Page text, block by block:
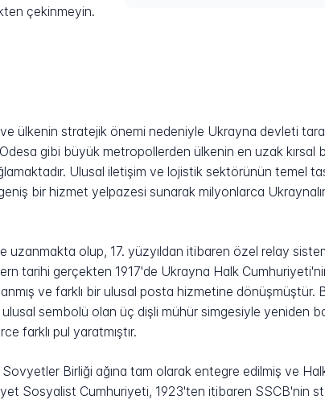
çekinmeyin.
ülkenin stratejik önemi nedeniyle Ukrayna devleti
gibi büyük metropollerden ülkenin en uzak kırsal
Ulusal iletişim ve lojistik sektörünün temel
bir hizmet yelpazesi sunarak milyonlarca
uzanmakta olup, 17. yüzyıldan itibaren özel relay
tarihi gerçekten 1917'de Ukrayna Halk
ve farklı bir ulusal posta hizmetine dönüşmüştür.
sembolü olan üç dişli mühür simgesiyle yeniden
farklı pul yaratmıştır.
Birliği ağına tam olarak entegre edilmiş ve
Sosyalist Cumhuriyeti, 1923'ten itibaren SSCB'nin